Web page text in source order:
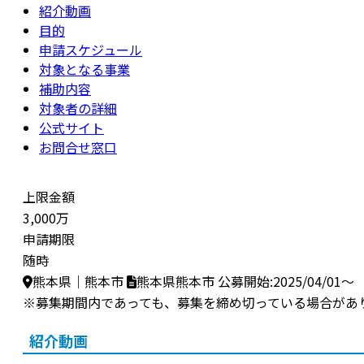
紹介動画
目的
申請スケジュール
対象となる事業
補助内容
対象者の詳細
公式サイト
お問合せ窓口
上限金額
3,000万
申請期限
随時
熊本県｜熊本市
熊本県熊本市 公募開始:2025/04/01～
※募集期間内であっても、募集を締め切っている場合があ
紹介動画